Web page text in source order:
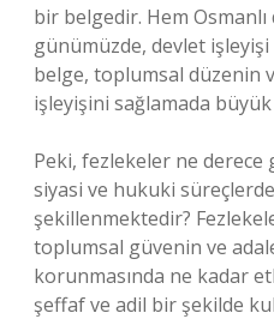
bir belgedir. Hem
günümüzde, devlet
belge, toplumsal düzenin
işleyişini sağlamada
Peki, fezlekeler ne derece
siyasi ve hukuki
şekillenmektedir?
toplumsal güvenin ve
korunmasında ne kadar
şeffaf ve adil bir şekilde